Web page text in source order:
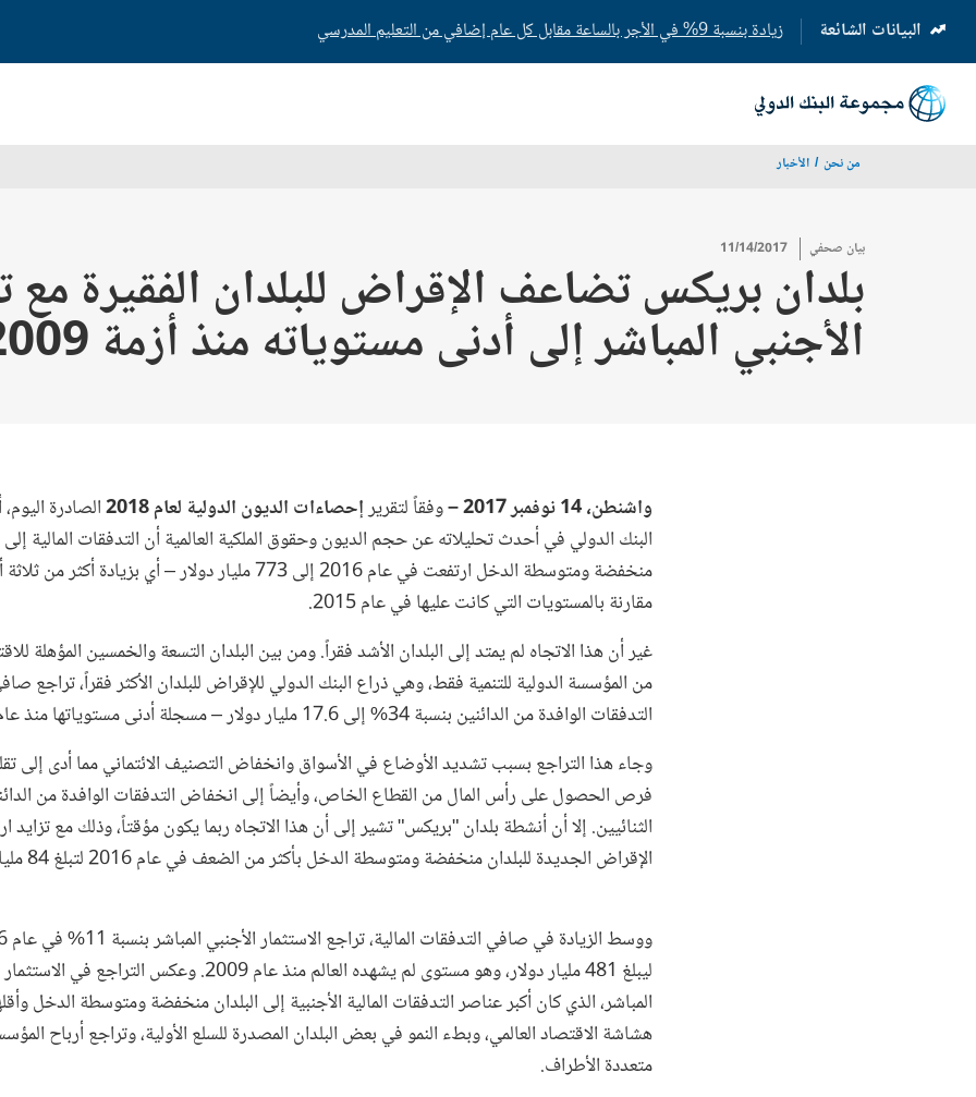
البيانات الشائعة زيادة بنسبة 9% في الأجر بالساعة مقابل كل عام إضافي من التعليم المدرسي
(opens
in
a
new
من نحن الأخبار
بيان صحفي 11/14/2017
بلدان بريكس تضاعف الإقراض للبلدان الفقيرة مع
الأجنبي المباشر إلى أدنى مستوياته منذ أزمة 2009
واشنطن، 14 نوفمبر 2017 – وفقاً لتقريرإحصاءات الديون الدولية لعام 2018
الصادرة
البنك الدولي في أحدث تحليلاته عن حجم الديون وحقوق الملكية العالمية أن التدفقات المالية إلى
منخفضة ومتوسطة الدخل ارتفعت في عام 2016 إلى 773 مليار دولار – أي بزيادة
مقارنة بالمستويات التي كانت عليها في عام 2015.
غير أن هذا الاتجاه لم يمتد إلى البلدان الأشد فقراً. ومن بين البلدان التسعة والخمسين المؤهلة
من المؤسسة الدولية للتنمية فقط، وهي ذراع البنك الدولي للإقراض للبلدان الأكثر فقراً، تراجع
التدفقات الوافدة من الدائنين بنسبة 34% إلى 17.6 مليار دولار – مسجلة أدنى مستوياتها منذ عام 2011.
وجاء هذا التراجع بسبب تشديد الأوضاع في الأسواق وانخفاض التصنيف الائتماني مما أدى إلى
فرص الحصول على رأس المال من القطاع الخاص، وأيضاً إلى انخفاض التدفقات الوافدة من
الثنائيين. إلا أن أنشطة بلدان "بريكس" تشير إلى أن هذا الاتجاه ربما يكون مؤقتاً، وذلك مع تزايد
الإقراض الجديدة
ووسط
ليبلغ 481 مليار دولار، وهو مستوى لم يشهده العالم منذ عام 2009. وعكس التراجع
المباشر، الذي كان أكبر عناصر التدفقات المالية الأجنبية إلى البلدان منخفضة ومتوسطة الدخل
هشاشة الاقتصاد العالمي، وبطء النمو في بعض البلدان المصدرة للسلع الأولية، وتراجع أرباح
متعددة الأطراف.